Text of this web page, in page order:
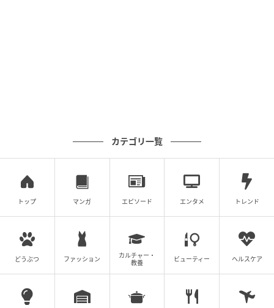
CHEERSは、「すべての子どもたちが、今と未来にワク
ワクできる社会」を目指し、全国51の自治体で、
1,100社以上と協力しながら、約35,000人以上の親子
にさまざまな体験機会を届けている。
TRIPは、全国の鉄道事業者18社局とTISが中心となり、
鉄道や交通インフラ分野を基盤に、スタートアップと
ノベーションを創出するコンソーシアム。鉄道事業者
カテゴリ一覧
トップ マンガ エピソード エンタメ トレンド
どうぶつ ファッション
カルチャー・
教養
ビューティー ヘルスケア